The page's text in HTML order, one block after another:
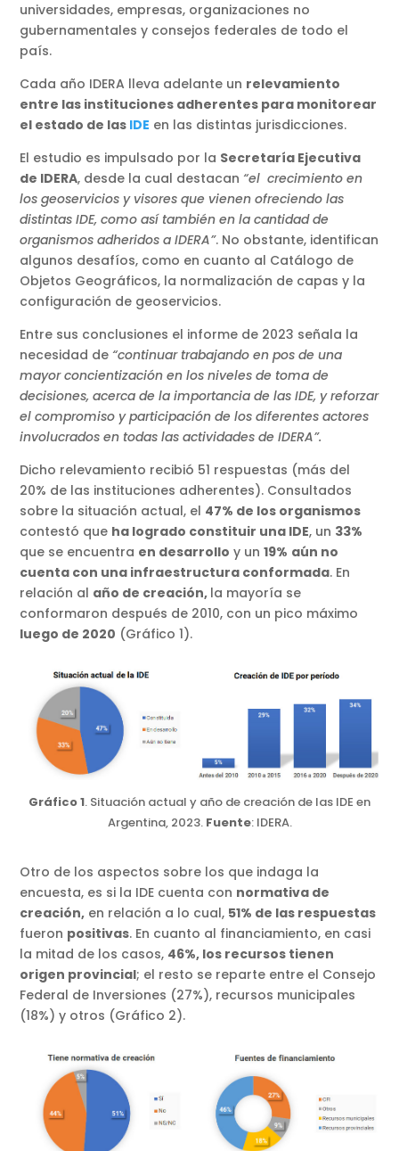
universidades, empresas, organizaciones no
gubernamentales y consejos federales de todo el
país.
Cada año IDERA lleva adelante un relevamiento
entre las instituciones adherentes para monitorear
el estado de las IDE en las distintas jurisdicciones.
El estudio es impulsado por la Secretaría Ejecutiva
de IDERA, desde la cual destacan “el crecimiento en
los geoservicios y visores que vienen ofreciendo las
distintas IDE, como así también en la cantidad de
organismos adheridos a IDERA”. No obstante, identifican
algunos desafíos, como en cuanto al Catálogo de
Objetos Geográficos, la normalización de capas y la
configuración de geoservicios.
Entre sus conclusiones el informe de 2023 señala la
necesidad de “continuar trabajando en pos de una
mayor concientización en los niveles de toma de
decisiones, acerca de la importancia de las IDE, y reforzar
el compromiso y participación de los diferentes actores
involucrados en todas las actividades de IDERA”.
Dicho relevamiento recibió 51 respuestas (más del
20% de las instituciones adherentes). Consultados
sobre la situación actual, el 47% de los organismos
contestó que ha logrado constituir una IDE, un 33%
que se encuentra en desarrollo y un19% aún no
cuenta con una infraestructura conformada. En
relación al año de creación, la mayoría se
conformaron después de 2010, con un pico máximo
luego de 2020 (Gráfico 1).
Gráfico 1. Situación actual y año de creación de las IDE en
Argentina, 2023. Fuente: IDERA.
Otro de los aspectos sobre los que indaga la
encuesta, es si la IDE cuenta con normativa de
creación, en relación a lo cual, 51% de las respuestas
fueron positivas. En cuanto al financiamiento, en casi
la mitad de los casos, 46%, los recursos tienen
origen provincial; el resto se reparte entre el Consejo
Federal de Inversiones (27%), recursos municipales
(18%) y otros (Gráfico 2).